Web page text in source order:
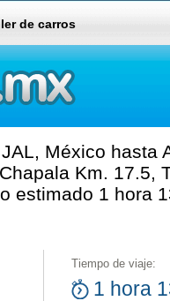
de carros
México hasta
Km. 17.5,
estimado 1 hora
Tiempo de viaje:
1 hora